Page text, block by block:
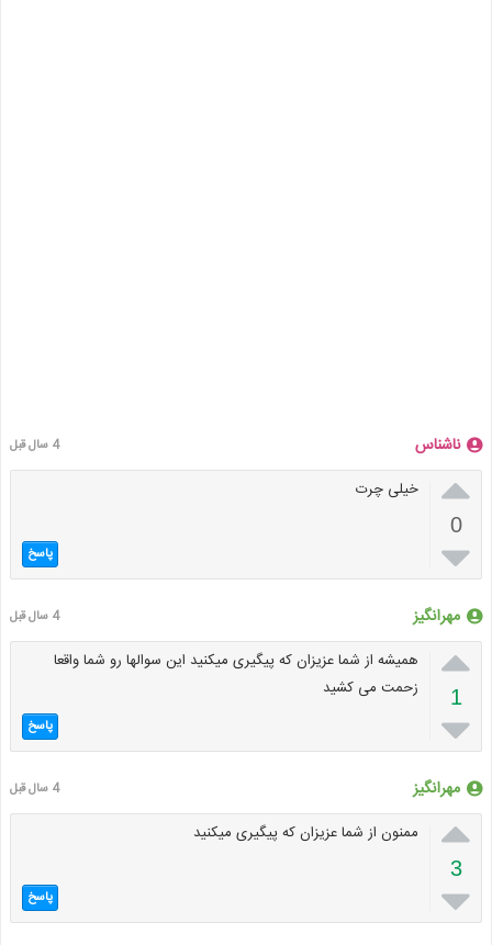
ناشناس 4 سال قبل

0

خیلی چرت
پاسخ
مهرانگیز 4 سال قبل

1

همیشه از شما عزیزان که پیگیری میکنید این سوالها رو شما واقعا
زحمت می کشید
پاسخ
مهرانگیز 4 سال قبل

3

ممنون از شما عزیزان که پیگیری میکنید
پاسخ